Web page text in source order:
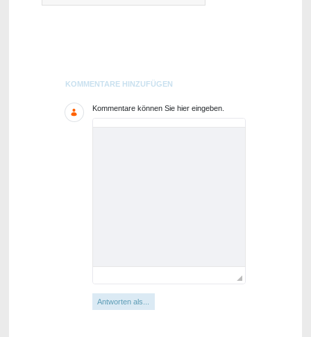
Blogs
KOMMENTARE HINZUFÜGEN
Kommentare können Sie hier eingeben.
Antworten als...